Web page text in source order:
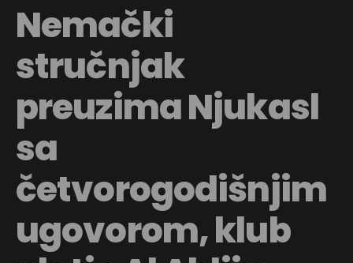
Nemački
stručnjak
preuzima Njukasl
sa
četvorogodišnjim
ugovorom, klub